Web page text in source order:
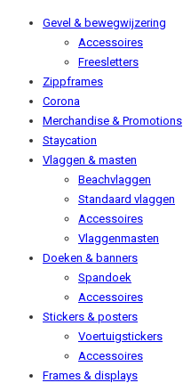
Gevel & bewegwijzering
Accessoires
Freesletters
Zippframes
Corona
Merchandise & Promotions
Staycation
Vlaggen & masten
Beachvlaggen
Standaard vlaggen
Accessoires
Vlaggenmasten
Doeken & banners
Spandoek
Accessoires
Stickers & posters
Voertuigstickers
Accessoires
Frames & displays